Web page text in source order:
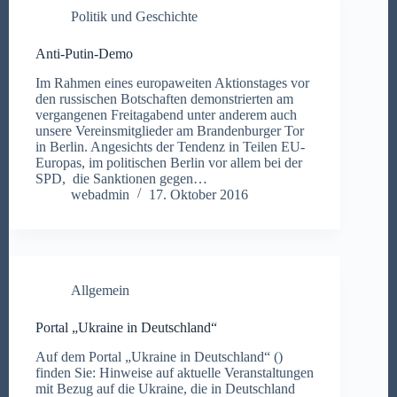
Politik und Geschichte
Anti-Putin-Demo
Im Rahmen eines europaweiten Aktionstages vor
den russischen Botschaften demonstrierten am
vergangenen Freitagabend unter anderem auch
unsere Vereinsmitglieder am Brandenburger Tor
in Berlin. Angesichts der Tendenz in Teilen EU-
Europas, im politischen Berlin vor allem bei der
SPD, die Sanktionen gegen…
webadmin
17. Oktober 2016
Allgemein
Portal „Ukraine in Deutschland“
Auf dem Portal „Ukraine in Deutschland“ ()
finden Sie: Hinweise auf aktuelle Veranstaltungen
mit Bezug auf die Ukraine, die in Deutschland